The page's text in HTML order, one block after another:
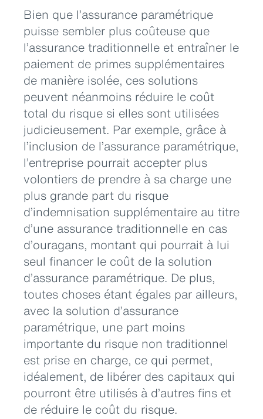
Bien que l’assurance paramétrique
puisse sembler plus coûteuse que
l’assurance traditionnelle et entraîner le
paiement de primes supplémentaires
de manière isolée, ces solutions
peuvent néanmoins réduire le coût
total du risque si elles sont utilisées
judicieusement. Par exemple, grâce à
l’inclusion de l’assurance paramétrique,
l’entreprise pourrait accepter plus
volontiers de prendre à sa charge une
plus grande part du risque
d’indemnisation supplémentaire au titre
d’une assurance traditionnelle en cas
d’ouragans, montant qui pourrait à lui
seul financer le coût de la solution
d’assurance paramétrique. De plus,
toutes choses étant égales par ailleurs,
avec la solution d’assurance
paramétrique, une part moins
importante du risque non traditionnel
est prise en charge, ce qui permet,
idéalement, de libérer des capitaux qui
pourront être utilisés à d’autres fins et
de réduire le coût du risque.